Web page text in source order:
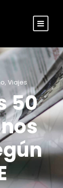
, Viajes
50